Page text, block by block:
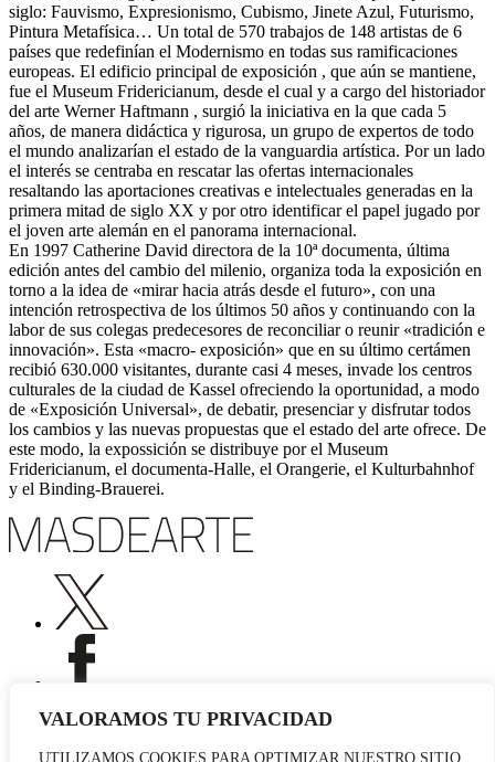
VALORAMOS TU PRIVACIDAD
UTILIZAMOS COOKIES PARA OPTIMIZAR NUESTRO SITIO
siglo: Fauvismo, Expresionismo, Cubismo, Jinete Azul, Futurismo,
Pintura Metafísica… Un total de 570 trabajos de 148 artistas de 6
países que redefinían el Modernismo en todas sus ramificaciones
europeas. El edificio principal de exposición , que aún se mantiene,
fue el Museum Fridericianum, desde el cual y a cargo del historiador
del arte Werner Haftmann , surgió la iniciativa en la que cada 5
años, de manera didáctica y rigurosa, un grupo de expertos de todo
el mundo analizarían el estado de la vanguardia artística. Por un lado
el interés se centraba en rescatar las ofertas internacionales
resaltando las aportaciones creativas e intelectuales generadas en la
primera mitad de siglo XX y por otro identificar el papel jugado por
el joven arte alemán en el panorama internacional.
En 1997 Catherine David directora de la 10ª documenta, última
edición antes del cambio del milenio, organiza toda la exposición en
torno a la idea de «mirar hacia atrás desde el futuro», con una
intención retrospectiva de los últimos 50 años y continuando con la
labor de sus colegas predecesores de reconciliar o reunir «tradición e
innovación». Esta «macro- exposición» que en su último certámen
recibió 630.000 visitantes, durante casi 4 meses, invade los centros
culturales de la ciudad de Kassel ofreciendo la oportunidad, a modo
de «Exposición Universal», de debatir, presenciar y disfrutar todos
los cambios y las nuevas propuestas que el estado del arte ofrece. De
este modo, la expossición se distribuye por el Museum
Fridericianum, el documenta-Halle, el Orangerie, el Kulturbahnhof
y el Binding-Brauerei.